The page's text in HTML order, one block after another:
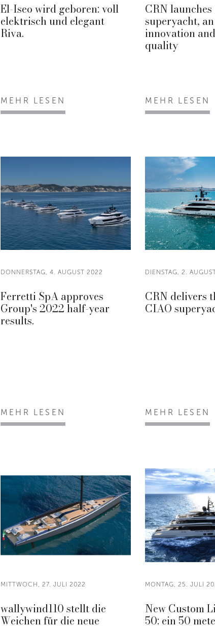
El-Iseo wird geboren: voll
elektrisch und elegant
Riva.
MEHR LESEN
CRN
superyacht,
innovation
quality
MEHR LESEN
DONNERSTAG, 4. AUGUST 2022
Ferretti SpA approves
Group's 2022 half-year
results.
MEHR LESEN
DIENSTAG, 2.
CRN delivers
CIAO
MEHR LESEN
MITTWOCH, 27. JULI 2022
wallywind110 stellt die
Weichen für die neue
MONTAG, 25. JULI
New Custom
50: ein 50